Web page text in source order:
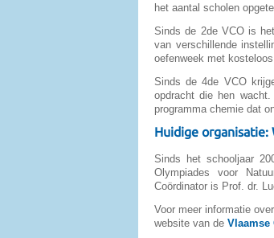
het aantal scholen
Sinds de 2de VCO is
van verschillende
oefenweek met
Sinds de 4de VCO
opdracht die hen
programma chemie dat
Huidige
Sinds het schooljaar
Olympiades voor
Coördinator is Prof. dr.
Voor meer informatie
website van de Vlaamse